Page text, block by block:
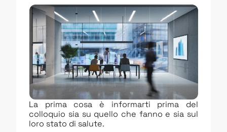
La prima cosa è informarti prima del
colloquio sia su quello che fanno e sia sul
loro stato di salute.